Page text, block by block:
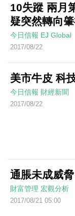
10失蹤 兩月
疑突然轉向
今日信報 EJ Global
2017/08/22
美市牛皮 科
今日信報 財經新聞
2017/08/22
通脹未成威
財富管理 宏觀分析
2017/08/21 05:00